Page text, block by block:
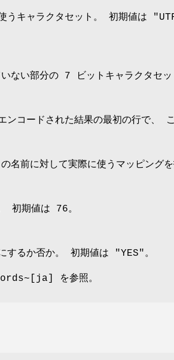
うキャラクタセット。 初期値は
い部分の 7 ビットキャラクタセッ
コードされた結果の最初の行で、
前に対して実際に使うマッピング
初期値は 76。
するか否か。 初期値は
"YES"。
を参照。